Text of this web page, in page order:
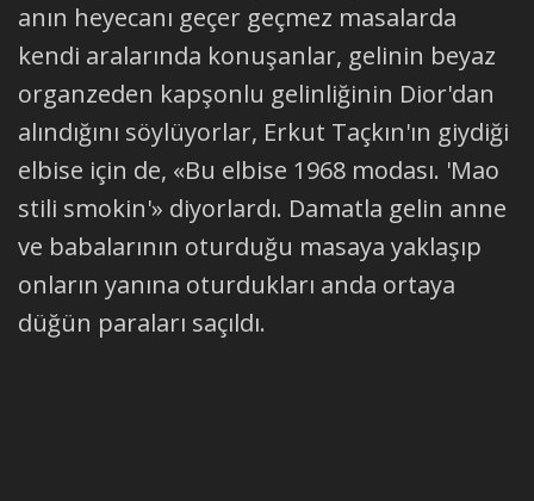
anın heyecanı geçer geçmez masalarda
kendi aralarında konuşanlar, gelinin beyaz
organzeden kapşonlu gelinliğinin Dior'dan
alındığını söylüyorlar, Erkut Taçkın'ın giydiği
elbise için de, «Bu elbise 1968 modası. 'Mao
stili smokin'» diyorlardı. Damatla gelin anne
ve babalarının oturduğu masaya yaklaşıp
onların yanına oturdukları anda ortaya
düğün paraları saçıldı.